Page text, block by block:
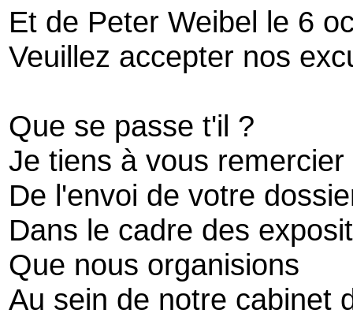
Et de Peter Weibel le 6
Veuillez accepter nos
Que se passe t'il ?
Je tiens à vous
De l'envoi de votre
Dans le cadre des
Que nous organisions
Au sein de notre cabinet